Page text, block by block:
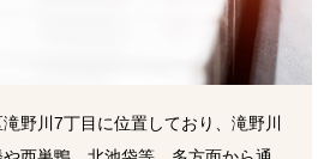
野川7丁目に位置しており、滝野川